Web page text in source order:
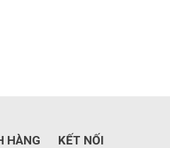
HÀNG
KẾT NỐI